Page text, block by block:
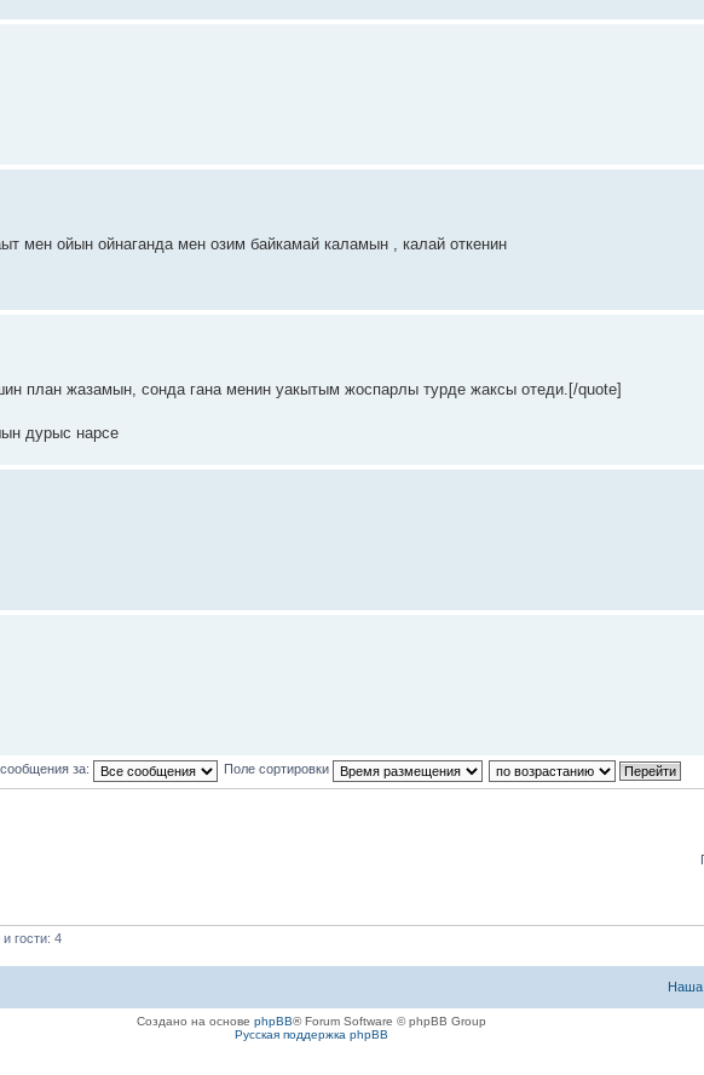
мен ойын ойнаганда мен озим байкамай каламын , калай откенин
план жазамын, сонда гана менин уакытым жоспарлы турде жаксы отеди.[/quote]
дурыс нарсе
за: Поле сортировки
гости: 4
Наша
Создано на основе phpBB® Forum Software © phpBB Group
Русская поддержка phpBB